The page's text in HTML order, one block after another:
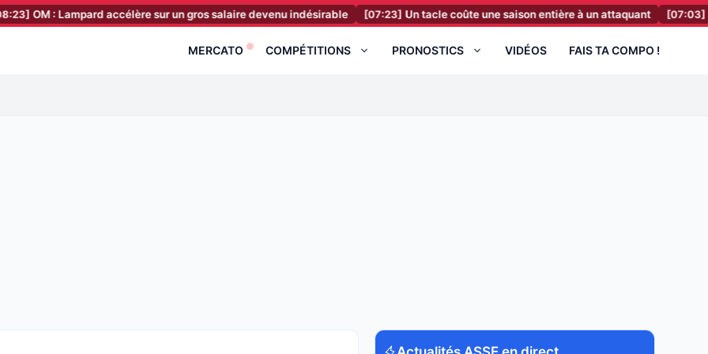
: Lampard accélère sur un gros salaire devenu indésirable [07:23] Un tacle coûte une saison entière à un attaquant [07:03] FC
MERCATO COMPÉTITIONS PRONOSTICS VIDÉOS FAIS TA COMPO !